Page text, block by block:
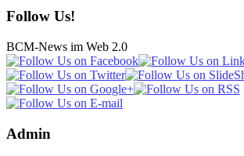
Follow Us!
BCM-News im Web 2.0
Admin